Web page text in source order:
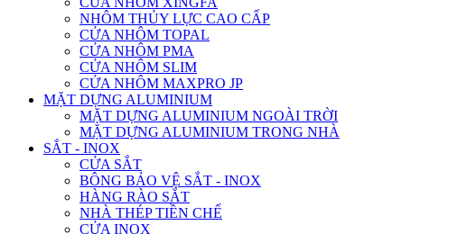
NHÔM THỦY LỰC CAO CẤP
CỬA NHÔM TOPAL
CỬA NHÔM PMA
CỬA NHÔM SLIM
CỬA NHÔM MAXPRO JP
MẶT DỰNG ALUMINIUM
MẶT DỰNG ALUMINIUM NGOÀI TRỜI
MẶT DỰNG ALUMINIUM TRONG NHÀ
SẮT - INOX
CỬA SẮT
BÔNG BẢO VỆ SẮT - INOX
HÀNG RÀO SẮT
NHÀ THÉP TIỀN CHẾ
CỬA INOX